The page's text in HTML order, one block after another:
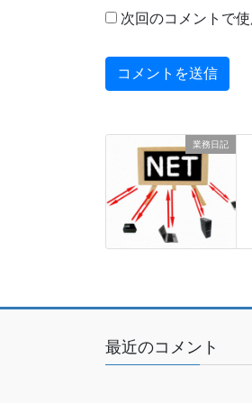
次回のコメントで
業務日記
最近のコメント